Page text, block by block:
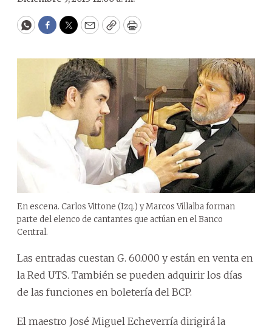
WhatsApp
Facebook
Twitter
EmailCopyPrint
En escena. Carlos Vittone (Izq.) y Marcos Villalba forman
parte del elenco de cantantes que actúan en el Banco
Central.
Las entradas cuestan G. 60.000 y están en venta en
la Red UTS. También se pueden adquirir los días
de las funciones en boletería del BCP.
El maestro José Miguel Echeverría dirigirá la